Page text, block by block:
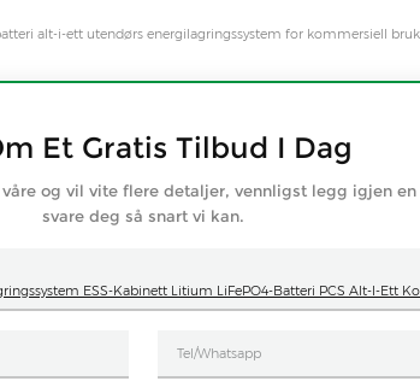
alt-i-ett utendørs energilagringssystem for kommersiell bruk
Et Gratis Tilbud I Dag
og vil vite flere detaljer, vennligst legg igjen
svare deg så snart vi kan.